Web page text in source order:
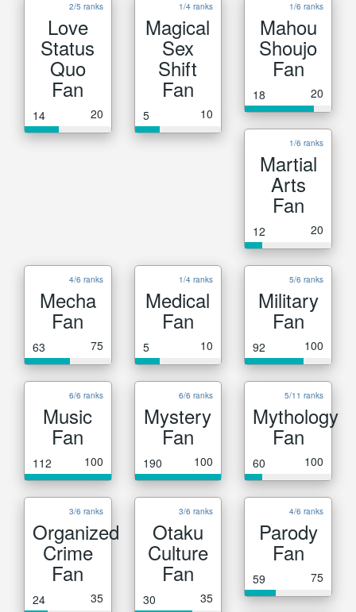
2/5 ranks
Love
Status
Quo
Fan
14 20
1/4 ranks
Magical
Sex
Shift
Fan
5 10
1/6 ranks
Mahou
Shoujo
Fan
18 20
1/6 ranks
Martial
Arts
Fan
12 20
4/6 ranks
Mecha
Fan
63 75
1/4 ranks
Medical
Fan
5 10
5/6 ranks
Military
Fan
92 100
6/6 ranks
Music
Fan
112 100
6/6 ranks
Mystery
Fan
190 100
5/11 ranks
Mythology
Fan
60 100
3/6 ranks
Organized
Crime
Fan
24 35
3/6 ranks
Otaku
Culture
Fan
30 35
4/6 ranks
Parody
Fan
59 75